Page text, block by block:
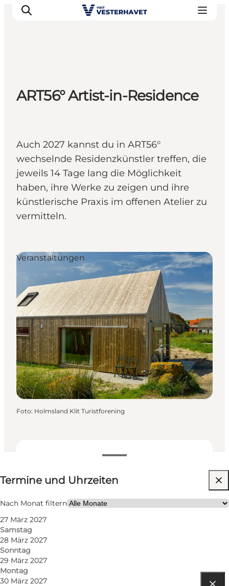
Events
Erlebnisse
Tickets kaufen
Plane deine Reise
ART56° Artist-in-Residence
Auch 2027 kannst du in ART56°
wechselnde Residenzkünstler treffen, die
jeweils 14 Tage lang die Möglichkeit
haben, ihre Werke zu zeigen und ihre
künstlerische Praxis im offenen Atelier zu
vermitteln.
Termine und Uhrzeiten
Termine und Uhrzeiten
Nach Monat filtern
27 März 2027
Samstag
28 März 2027
Sonntag
29 März 2027
Montag
30 März 2027
Website besuchen
Veranstaltungen
Foto: Holmsland Klit Turistforening